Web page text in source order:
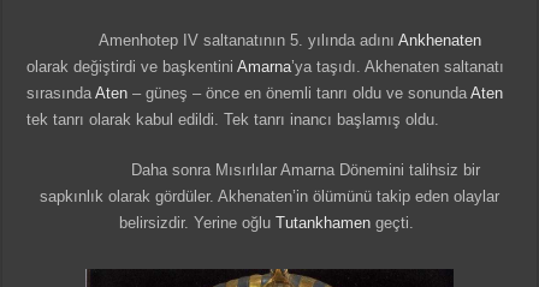
Amenhotep IV saltanatının 5. yılında adınıAnkhenaten
olarak değiştirdi ve başkentiniAmarna’ya taşıdı. Akhenaten saltanatı
sırasındaAten – güneş – önce en önemli tanrı oldu ve sonundaAten
tek tanrı olarak kabul edildi. Tek tanrı inancı başlamış oldu.
Daha sonra Mısırlılar Amarna Dönemini talihsiz bir
sapkınlık olarak gördüler. Akhenaten’in ölümünü takip eden olaylar
belirsizdir. Yerine oğluTutankhamen geçti.